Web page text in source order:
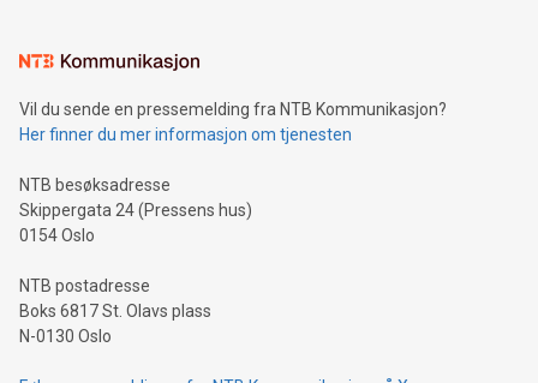
Vil du sende en pressemelding fra NTB Kommunikasjon?
Her finner du mer informasjon om tjenesten
NTB besøksadresse
Skippergata 24 (Pressens hus)
0154 Oslo
NTB postadresse
Boks 6817 St. Olavs plass
N-0130 Oslo